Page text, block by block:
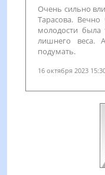
Очень сильно
Тарасова. Вечно
молодости была
лишнего веса.
подумать.
16 октября 2023